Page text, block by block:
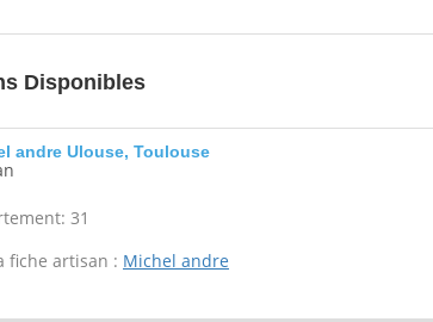
Disponibles
andre Ulouse, Toulouse
31
fiche artisan : Michel andre